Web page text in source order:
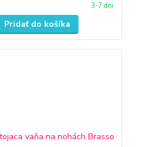
3-7 dni
Pridať do košíka